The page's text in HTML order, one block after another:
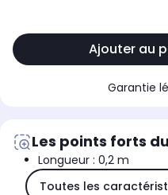
Ajouter au
Garantie
Les points forts
Longueur : 0,2 m
Toutes les